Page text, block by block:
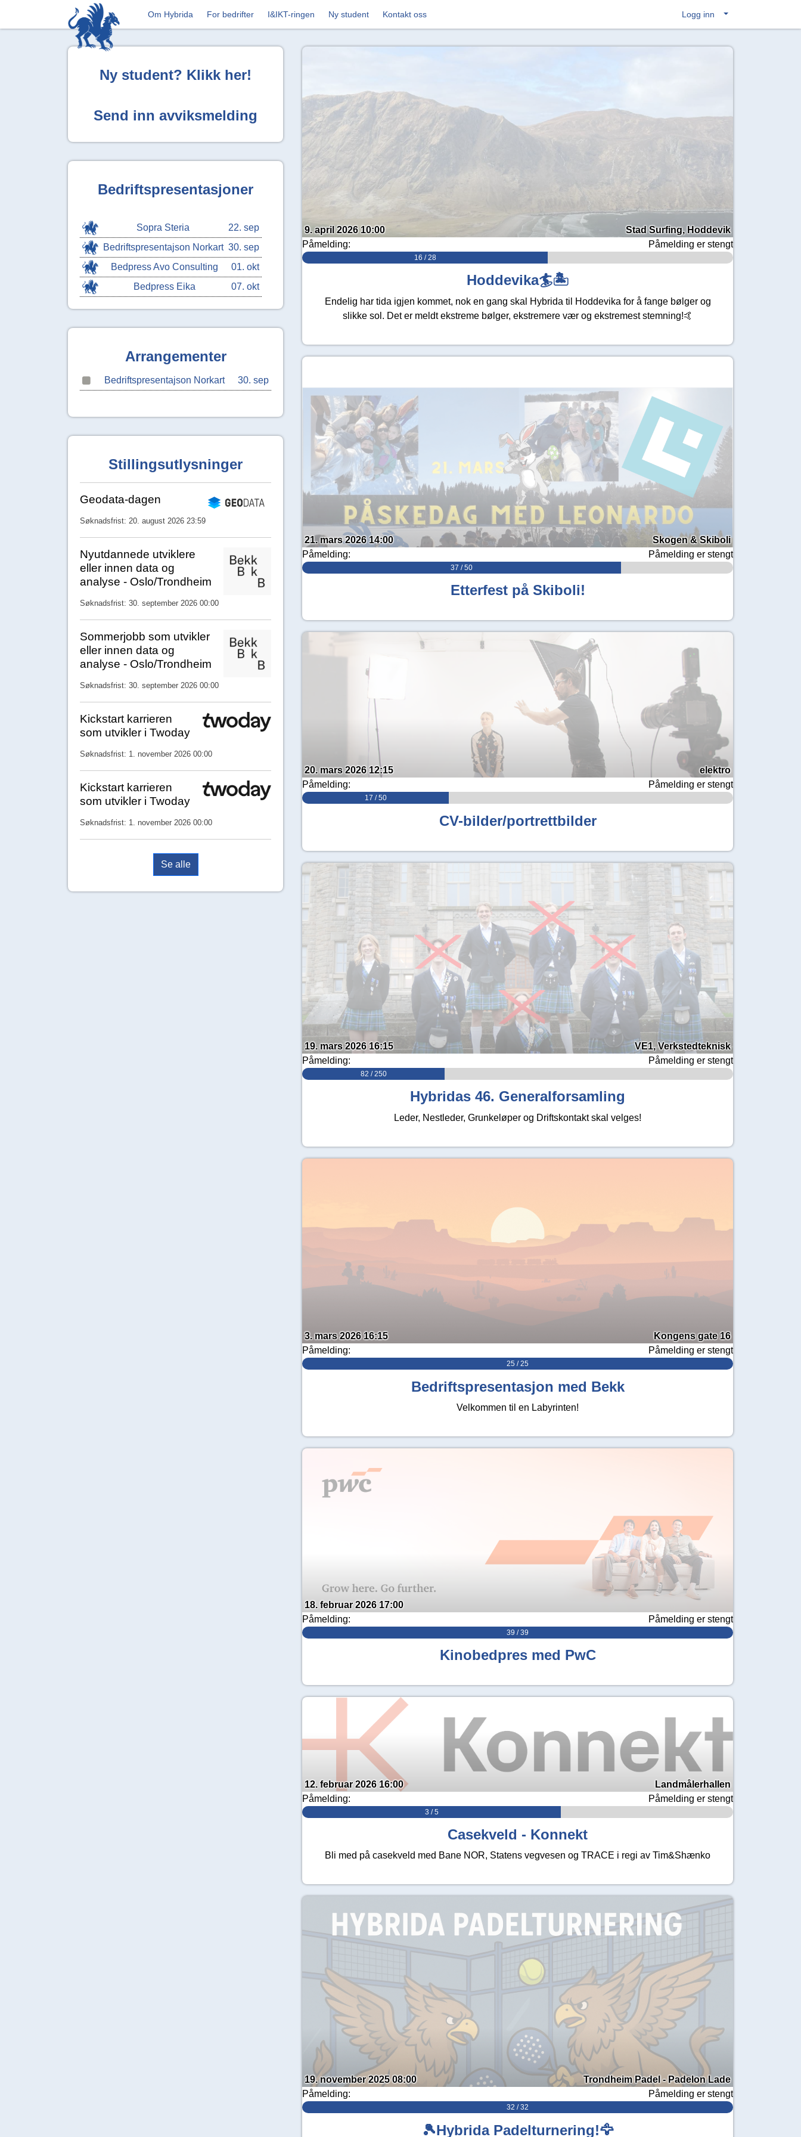
Om Hybrida For bedrifter I&IKT-ringen Ny student Kontakt oss Logg inn
Ny student? Klikk her!
Send inn avviksmelding
Bedriftspresentasjoner
22. sep
Sopra Steria
30. sep
Bedriftspresentajson Norkart
01. okt
Bedpress Avo Consulting
07. okt
Bedpress Eika
Arrangementer
30. sep
Bedriftspresentajson Norkart
Stillingsutlysninger
Geodata-dagen
Søknadsfrist: 20. august 2026 23:59
Nyutdannede utviklere
eller innen data og
analyse - Oslo/Trondheim
Søknadsfrist: 30. september 2026 00:00
Sommerjobb som utvikler
eller innen data og
analyse - Oslo/Trondheim
Søknadsfrist: 30. september 2026 00:00
Kickstart karrieren
som utvikler i Twoday
Søknadsfrist: 1. november 2026 00:00
Kickstart karrieren
som utvikler i Twoday
Søknadsfrist: 1. november 2026 00:00
Se alle
9. april 2026 10:00
Stad Surfing, Hoddevik
Påmelding er stengt
Påmelding:
16 / 28
Hoddevika🏄🏝
Endelig har tida igjen kommet, nok en gang skal Hybrida til Hoddevika for å fange bølger og
slikke sol. Det er meldt ekstreme bølger, ekstremere vær og ekstremest stemning!🤙
21. mars 2026 14:00
Skogen & Skiboli
Påmelding er stengt
Påmelding:
37 / 50
Etterfest på Skiboli!
20. mars 2026 12:15
elektro
Påmelding er stengt
Påmelding:
17 / 50
CV-bilder/portrettbilder
19. mars 2026 16:15
VE1, Verkstedteknisk
Påmelding er stengt
Påmelding:
82 / 250
Hybridas 46. Generalforsamling
Leder, Nestleder, Grunkeløper og Driftskontakt skal velges!
3. mars 2026 16:15
Kongens gate 16
Påmelding er stengt
Påmelding:
25 / 25
Bedriftspresentasjon med Bekk
Velkommen til en Labyrinten!
18. februar 2026 17:00
Påmelding er stengt
Påmelding:
39 / 39
Kinobedpres med PwC
12. februar 2026 16:00
Landmålerhallen
Påmelding er stengt
Påmelding:
3 / 5
Casekveld - Konnekt
Bli med på casekveld med Bane NOR, Statens vegvesen og TRACE i regi av Tim&Shænko
19. november 2025 08:00
Trondheim Padel - Padelon Lade
Påmelding er stengt
Påmelding:
32 / 32
🎾Hybrida Padelturnering!🦅